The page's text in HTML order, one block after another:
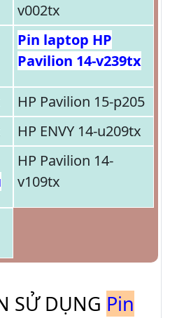
v002tx
Pin laptop HP
Pavilion 14-v239tx
HP Pavilion 15-p205
HP ENVY 14-u209tx
HP Pavilion 14-
v109tx
SỬ DỤNG Pin